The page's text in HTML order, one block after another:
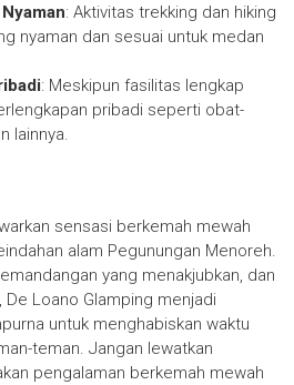
: Aktivitas trekking dan hiking
nyaman dan sesuai untuk medan
: Meskipun fasilitas lengkap
pribadi seperti obat-
lainnya.
sensasi berkemah mewah
alam Pegunungan Menoreh.
yang menakjubkan, dan
Loano Glamping menjadi
untuk menghabiskan waktu
teman. Jangan lewatkan
pengalaman berkemah mewah